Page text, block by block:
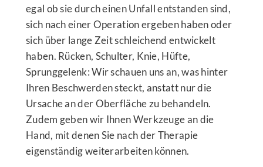
egal ob sie durch einen Unfall entstanden sind,
sich nach einer Operation ergeben haben oder
sich über lange Zeit schleichend entwickelt
haben. Rücken, Schulter, Knie, Hüfte,
Sprunggelenk: Wir schauen uns an, was hinter
Ihren Beschwerden steckt, anstatt nur die
Ursache an der Oberfläche zu behandeln.
Zudem geben wir Ihnen Werkzeuge an die
Hand, mit denen Sie nach der Therapie
eigenständig weiterarbeiten können.